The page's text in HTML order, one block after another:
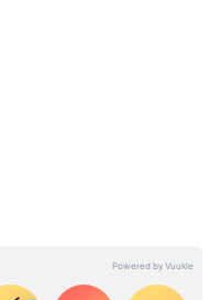
ಇವುಗಳ ಗತಿ
ಪ್ರದೇಶದಲ್ಲಿಯೇ